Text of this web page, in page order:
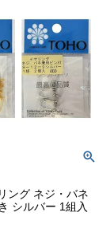
ング ネジ・バネ
シルバー 1組入